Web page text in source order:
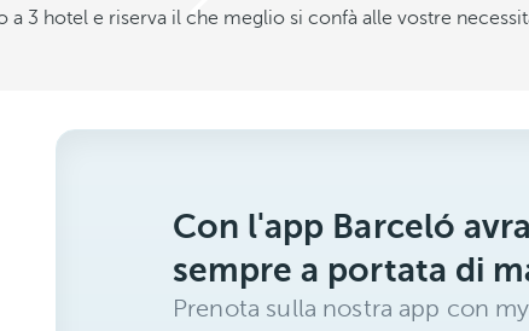
a 3 hotel e riserva il che meglio si confà alle vostre
Con l'app Barceló
sempre a portata di
Prenota sulla nostra app con